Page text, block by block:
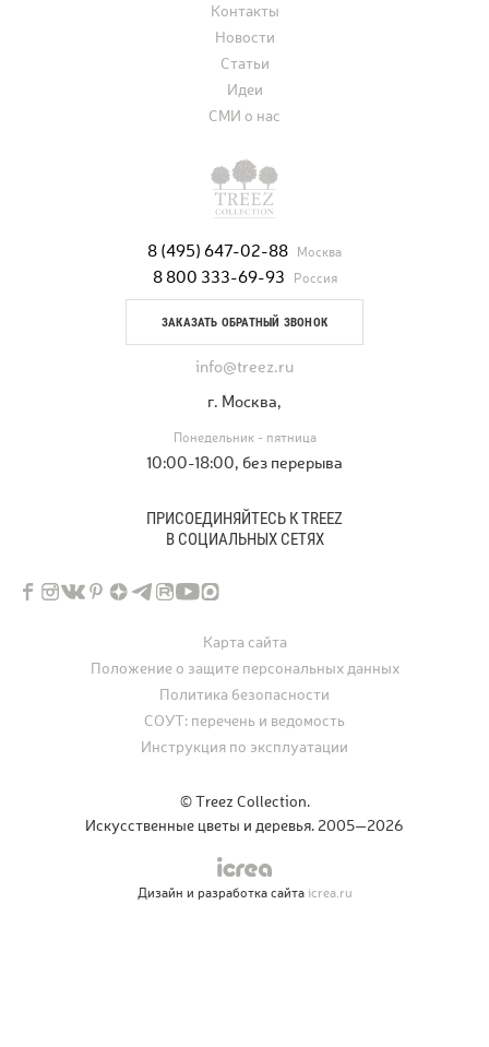
8 (495) 647-02-88 Москва
8 800 333-69-93 Россия
ЗАКАЗАТЬ ОБРАТНЫЙ ЗВОНОК
info@treez.ru
г. Москва,
Понедельник - пятница
10:00-18:00, без перерыва
Контакты
Новости
Статьи
Идеи
СМИ о нас
ПРИСОЕДИНЯЙТЕСЬ К TREEZ
В СОЦИАЛЬНЫХ СЕТЯХ
© Treez Collection.
Искусственные цветы и деревья. 2005—2026
Карта сайта
Положение о защите персональных данных
Политика безопасности
СОУТ: перечень и ведомость
Инструкция по эксплуатации
Дизайн и разработка сайтаicrea.ru